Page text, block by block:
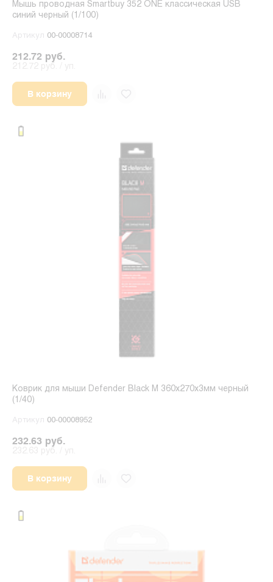
Мышь проводная Smartbuy 352 ONE классическая USB
синий черный (1/100)
Артикул 00-00008714
212.72 руб.
В корзину
Коврик для мыши Defender Black M 360x270x3мм черный
(1/40)
Артикул 00-00008952
232.63 руб.
В корзину